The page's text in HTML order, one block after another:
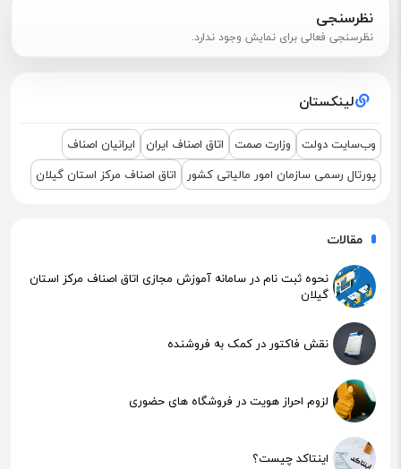
نشست مشترک درباره نمایشگاه ETEX+IGF 2025
نظرسنجی
نظرسنجی فعالی برای نمایش وجود ندارد.
لینکستان
وب‌سایت دولت وزارت صمت اتاق اصناف ایران
ایرانیان اصناف
پورتال رسمی سازمان امور مالیاتی کشور
اتاق اصناف مرکز استان گیلان
مقالات
نحوه ثبت نام در سامانه آموزش مجازی اتاق اصناف مرکز استان
گیلان
نقش فاکتور در کمک به فروشنده
لزوم احراز هویت در فروشگاه های حضوری
اینتاکد چیست؟